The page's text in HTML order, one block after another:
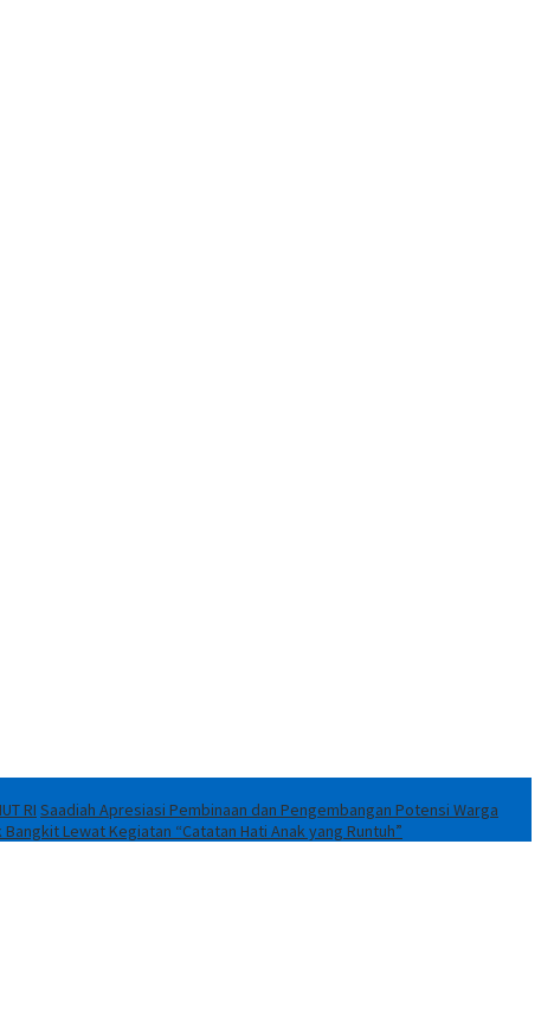
RI Saadiah Apresiasi Pembinaan dan Pengembangan Potensi Warga
Bangkit Lewat Kegiatan “Catatan Hati Anak yang Runtuh”